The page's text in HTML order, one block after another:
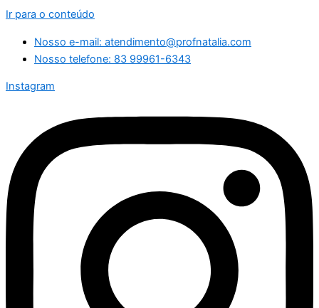
Ir para o conteúdo
Nosso e-mail: atendimento@profnatalia.com
Nosso telefone: 83 99961-6343
Instagram